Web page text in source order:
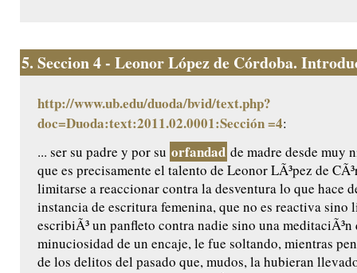
5. Seccion 4 - Leonor López de Córdoba.
http://www.ub.edu/duoda/bvid/text.php?
doc=Duoda:text:2011.02.0001:Sección =4:
... ser su padre y por su orfandad de madre desde muy
que es precisamente el talento de Leonor LÃ³pez de
limitarse a reaccionar contra la desventura lo que hace
instancia de escritura femenina, que no es reactiva sino
escribiÃ³ un panfleto contra nadie sino una meditaciÃ³n
minuciosidad de un encaje, le fue soltando, mientras
de los delitos del pasado que, mudos, la hubieran